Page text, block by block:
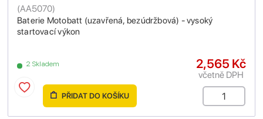
Baterie Motobatt (uzavřená, bezúdržbová) - vysoký
startovací výkon
(AA5070)
2 Skladem 2,565 Kč
včetně DPH
PŘIDAT DO KOŠÍKU